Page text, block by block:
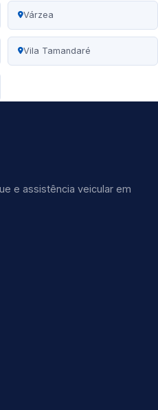
Várzea
Vila Tamandaré
e assistência veicular em